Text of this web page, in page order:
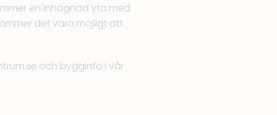
en inhägnad yta med
det vara möjligt att
och bygginfo i vår